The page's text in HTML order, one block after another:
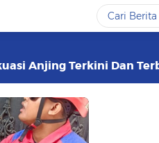
Anjing Terkini Dan